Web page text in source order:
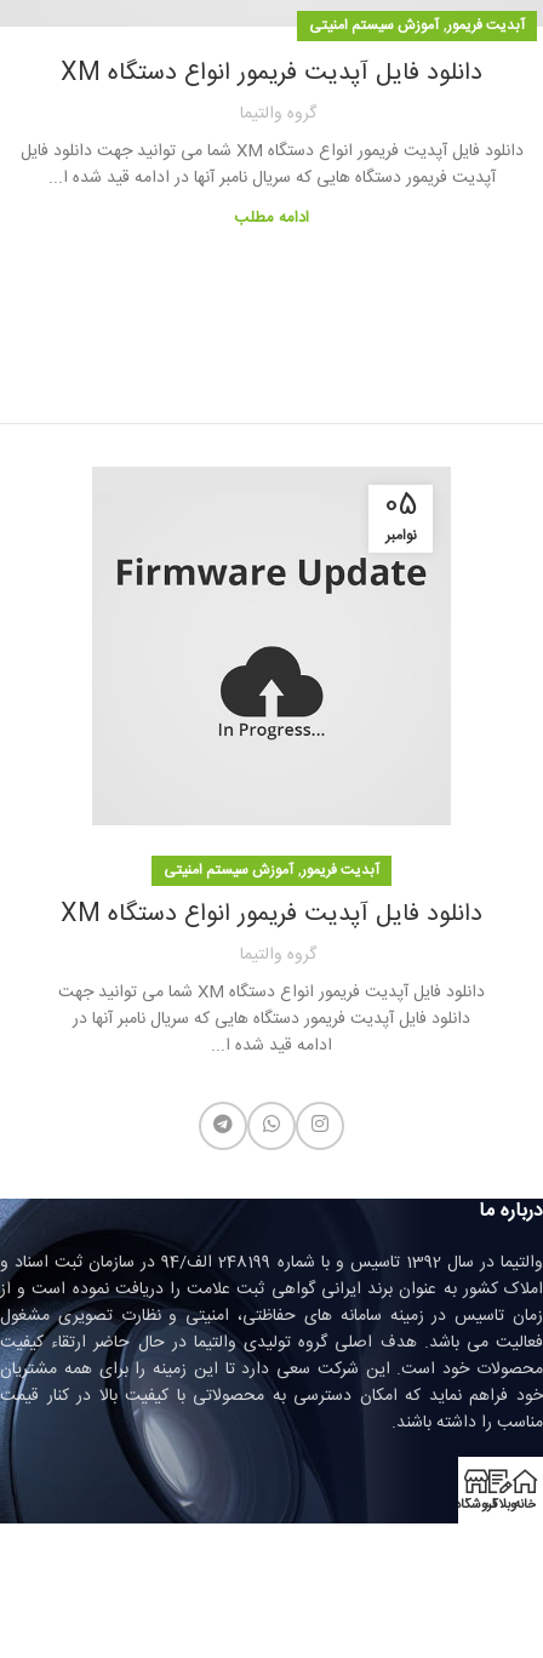
آبدیت فریمور,آموزش سیستم امنیتی
دانلود فایل آپدیت فریمور انواع دستگاه XM
گروه والتیما
دانلود فایل آپدیت فریمور انواع دستگاه XM شما می توانید جهت دانلود فایل
آپدیت فریمور دستگاه هایی که سریال نامبر آنها در ادامه قید شده ا...
ادامه مطلب
05
نوامبر
آبدیت فریمور,آموزش سیستم امنیتی
دانلود فایل آپدیت فریمور انواع دستگاه XM
گروه والتیما
دانلود فایل آپدیت فریمور انواع دستگاه XM شما می توانید جهت
دانلود فایل آپدیت فریمور دستگاه هایی که سریال نامبر آنها در
ادامه قید شده ا...
درباره ما
والتیما در سال 1392 تاسیس و با شماره 248199 الف/94 در سازمان ثبت اسناد و
املاک کشور به عنوان برند ایرانی گواهی ثبت علامت را دریافت نموده است و از
زمان تاسیس در زمینه سامانه های حفاظتی، امنیتی و نظارت تصویری مشغول
فعالیت می باشد. هدف اصلی گروه تولیدی والتیما در حال حاضر ارتقاء کیفیت
محصولات خود است. این شرکت سعی دارد تا این زمینه را برای همه مشتریان
خود فراهم نماید که امکان دسترسی به محصولاتی با کیفیت بالا در کنار قیمت
مناسب را داشته باشند.
نماد اعتماد
خانهوبلاگفروشگاه